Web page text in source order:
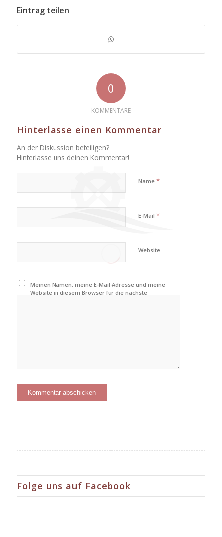
Eintrag teilen
0
KOMMENTARE
Hinterlasse einen Kommentar
An der Diskussion beteiligen?
Hinterlasse uns deinen Kommentar!
Name *
E-Mail *
Website
Meinen Namen, meine E-Mail-Adresse und meine
Website in diesem Browser für die nächste
Folge uns auf Facebook